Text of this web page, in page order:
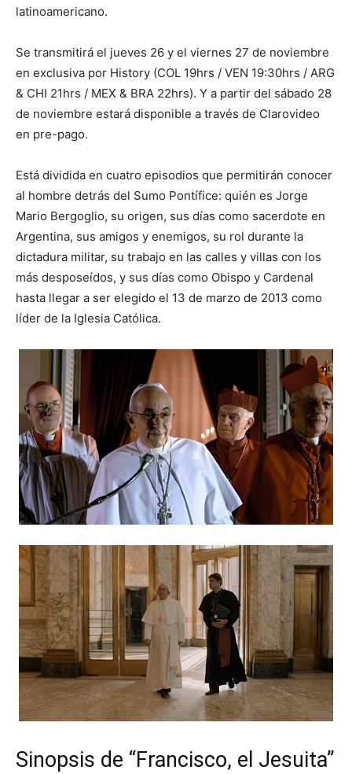
latinoamericano.
Se transmitirá el jueves 26 y el viernes 27 de noviembre
en exclusiva por History (COL 19hrs / VEN 19:30hrs / ARG
& CHI 21hrs / MEX & BRA 22hrs). Y a partir del sábado 28
de noviembre estará disponible a través de Clarovideo
en pre-pago.
Está dividida en cuatro episodios que permitirán conocer
al hombre detrás del Sumo Pontífice: quién es Jorge
Mario Bergoglio, su origen, sus días como sacerdote en
Argentina, sus amigos y enemigos, su rol durante la
dictadura militar, su trabajo en las calles y villas con los
más desposeídos, y sus días como Obispo y Cardenal
hasta llegar a ser elegido el 13 de marzo de 2013 como
líder de la Iglesia Católica.
Sinopsis de “Francisco, el Jesuita”